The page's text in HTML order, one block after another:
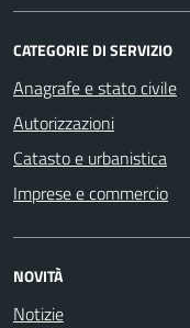
CATEGORIE DI SERVIZIO
Anagrafe e stato civile
Autorizzazioni
Catasto e urbanistica
Imprese e commercio
NOVITÀ
Notizie